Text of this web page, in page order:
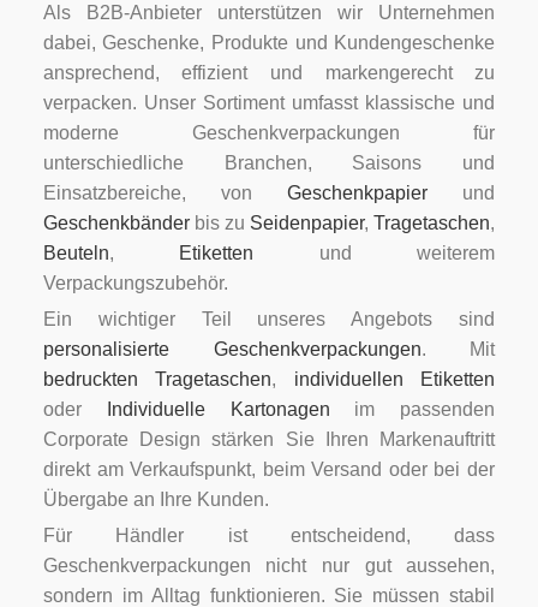
Als B2B-Anbieter unterstützen wir Unternehmen
dabei, Geschenke, Produkte und Kundengeschenke
ansprechend, effizient und markengerecht zu
verpacken. Unser Sortiment umfasst klassische und
moderne Geschenkverpackungen für
unterschiedliche Branchen, Saisons und
Einsatzbereiche, vonGeschenkpapier und
Geschenkbänderbis zu Seidenpapier,Tragetaschen,
Beuteln, Etiketten und weiterem
Verpackungszubehör.
Ein wichtiger Teil unseres Angebots sind
personalisierte Geschenkverpackungen. Mit
bedruckten Tragetaschen, individuellen Etiketten
oder
Individuelle Kartonagen im passenden
Corporate Design stärken Sie Ihren Markenauftritt
direkt am Verkaufspunkt, beim Versand oder bei der
Übergabe an Ihre Kunden.
Für Händler ist entscheidend, dass
Geschenkverpackungen nicht nur gut aussehen,
sondern im Alltag funktionieren. Sie müssen stabil